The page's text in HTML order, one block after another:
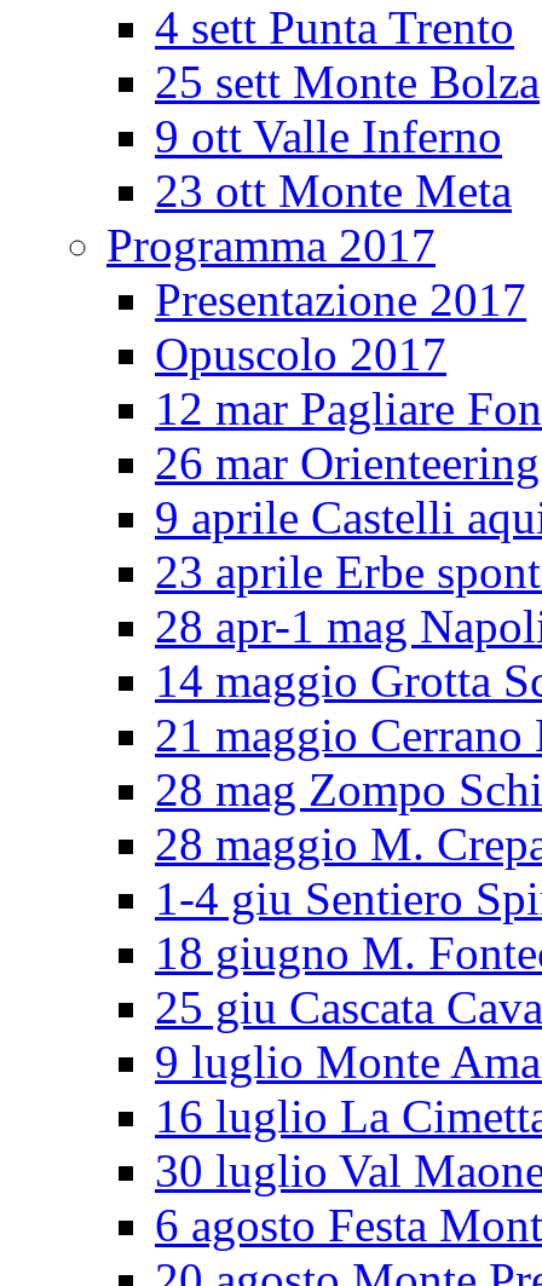
4 sett Punta Trento
25 sett Monte Bolza
9 ott Valle Inferno
23 ott Monte Meta
Programma 2017
Presentazione 2017
Opuscolo 2017
12 mar Pagliare
26 mar
9 aprile Castelli
23 aprile Erbe
28 apr-1 mag
14 maggio Grotta
21 maggio
28 mag Zompo
28 maggio M.
1-4 giu Sentiero
18 giugno M.
25 giu Cascata
9 luglio Monte
16 luglio La
30 luglio Val
6 agosto Festa